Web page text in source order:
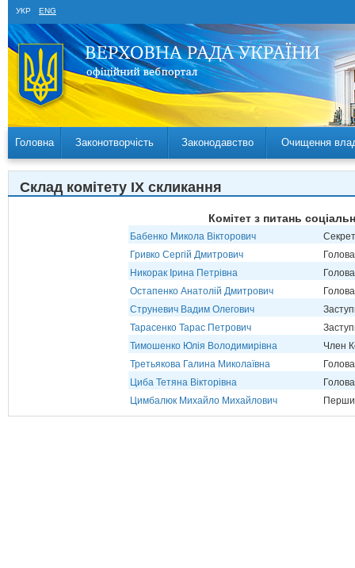
УКР ENG
Головна Законотворчість Законодавство Очищення
Склад комітету IX скликання
Комітет з питань
Бабенко Микола Вікторович
Гривко Сергій Дмитрович
Никорак Ірина Петрівна
Остапенко Анатолій Дмитрович
Струневич Вадим Олегович
Тарасенко Тарас Петрович
Тимошенко Юлія Володимирівна
Член
Третьякова Галина Миколаївна
Циба Тетяна Вікторівна
Цимбалюк Михайло Михайлович